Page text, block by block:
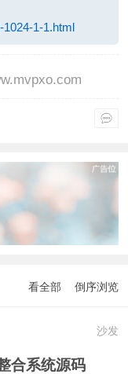
1-1.html
看全部 倒序浏览
沙发
合系统源码